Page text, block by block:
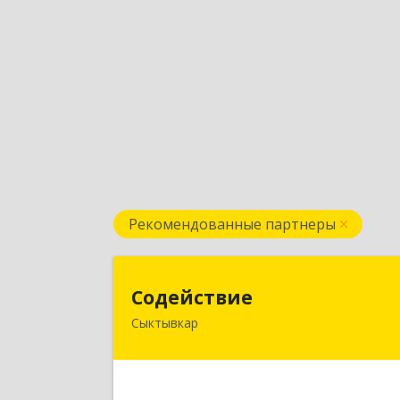
Рекомендованные партнеры
Содействие
Сыктывкар167004, Коми Респ, Сыктывкар г,